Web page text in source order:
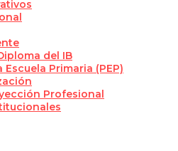
del IB
Escuela Primaria (PEP)
Profesional